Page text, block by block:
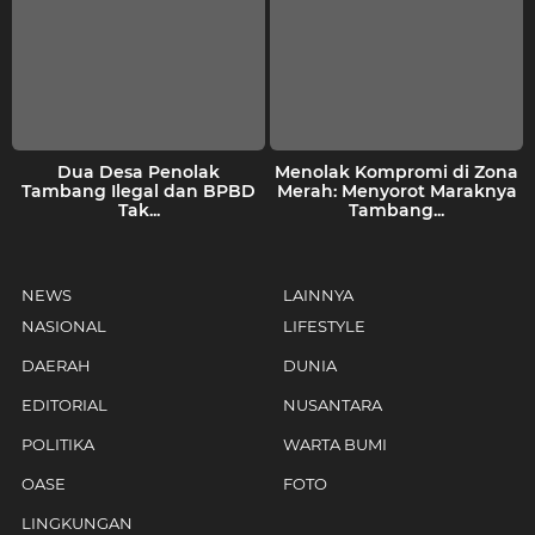
Dua Desa Penolak
Tambang Ilegal dan BPBD
Tak...
Menolak Kompromi di Zona
Merah: Menyorot Maraknya
Tambang...
NEWS
NASIONAL
DAERAH
EDITORIAL
POLITIKA
OASE
LINGKUNGAN
LAINNYA
LIFESTYLE
DUNIA
NUSANTARA
WARTA BUMI
FOTO